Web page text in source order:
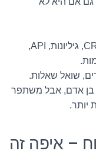
– משתמש בכלים: CRM, ERP, גיליונות, API,
שואל שאלות.
בן אדם, אבל משתפר
יותר.
– איפה זה